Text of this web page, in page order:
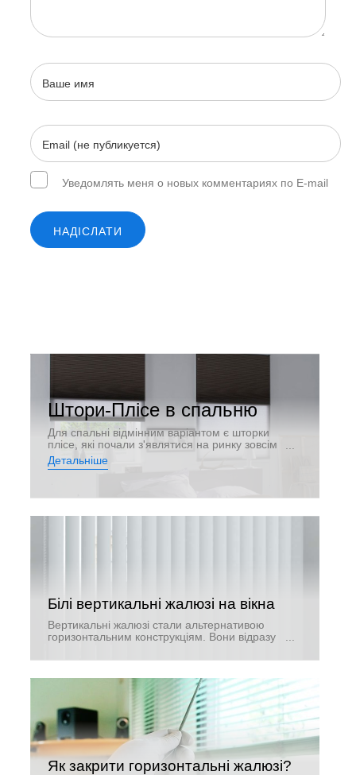
Уведомлять меня о новых комментариях по E-mail
НАДІСЛАТИ
Штори-Плісе в спальню
Для спальні відмінним варіантом є шторки
плісе, які почали з'являтися на ринку зовсім
недавно.
Детальніше
Білі вертикальні жалюзі на вікна
Вертикальні жалюзі стали альтернативою
горизонтальним конструкціям. Вони відразу
зовнішнім виглядом і тим, наскільки здатні
Як закрити горизонтальні жалюзі?